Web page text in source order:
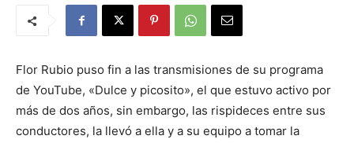
Flor Rubio puso fin a las transmisiones de su programa
de YouTube, «Dulce y picosito», el que estuvo activo por
más de dos años, sin embargo, las rispideces entre sus
conductores, la llevó a ella y a su equipo a tomar la